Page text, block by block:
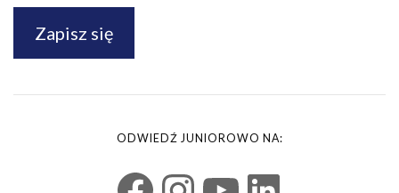
Zapisz się
ODWIEDŹ JUNIOROWO NA: